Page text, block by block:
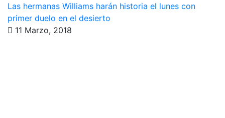
Las hermanas Williams harán historia el lunes con
primer duelo en el desierto
11 Marzo, 2018